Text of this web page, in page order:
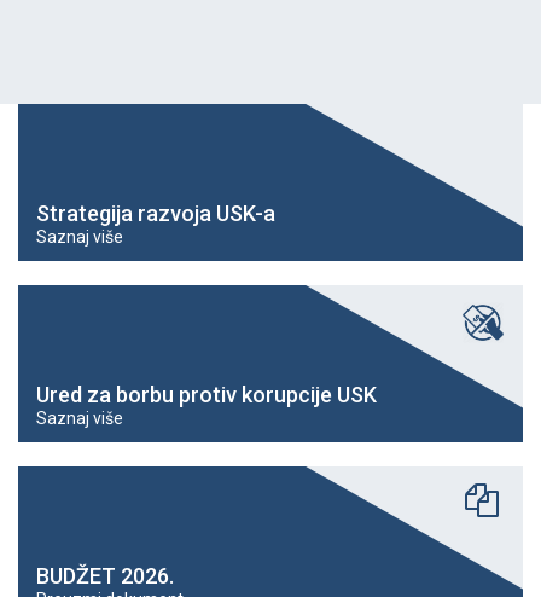
Strategija razvoja USK-a
Saznaj više
Ured za borbu protiv korupcije USK
Saznaj više
BUDŽET 2026.